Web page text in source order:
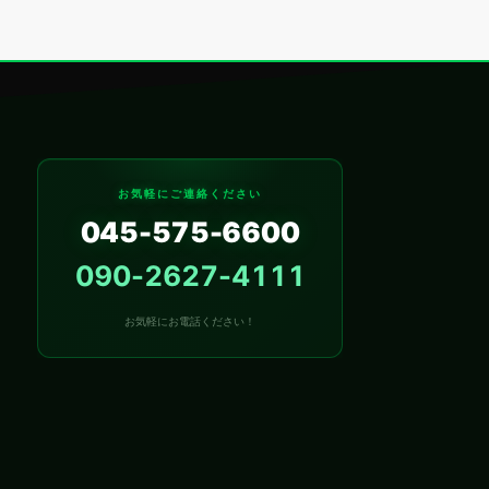
お気軽にご連絡ください
045-575-6600
090-2627-4111
お気軽にお電話ください！